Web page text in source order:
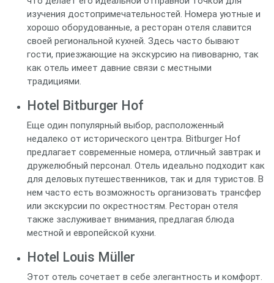
изучения достопримечательностей. Номера уютные и
хорошо оборудованные, а ресторан отеля славится
своей региональной кухней. Здесь часто бывают
гости, приезжающие на экскурсию на пивоварню, так
как отель имеет давние связи с местными
традициями.
Hotel Bitburger Hof
Еще один популярный выбор, расположенный
недалеко от исторического центра. Bitburger Hof
предлагает современные номера, отличный завтрак и
дружелюбный персонал. Отель идеально подходит как
для деловых путешественников, так и для туристов. В
нем часто есть возможность организовать трансфер
или экскурсии по окрестностям. Ресторан отеля
также заслуживает внимания, предлагая блюда
местной и европейской кухни.
Hotel Louis Müller
Этот отель сочетает в себе элегантность и комфорт.